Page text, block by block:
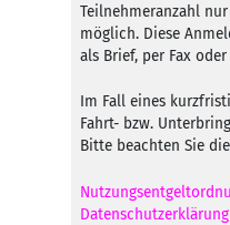
Teilnehmeranzahl
möglich. Diese
als Brief, per Fax
Im Fall eines
Fahrt- bzw.
Bitte beachten Sie
Datenschutzerklärung